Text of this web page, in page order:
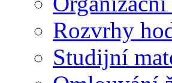
Rozvrhy
Studijní